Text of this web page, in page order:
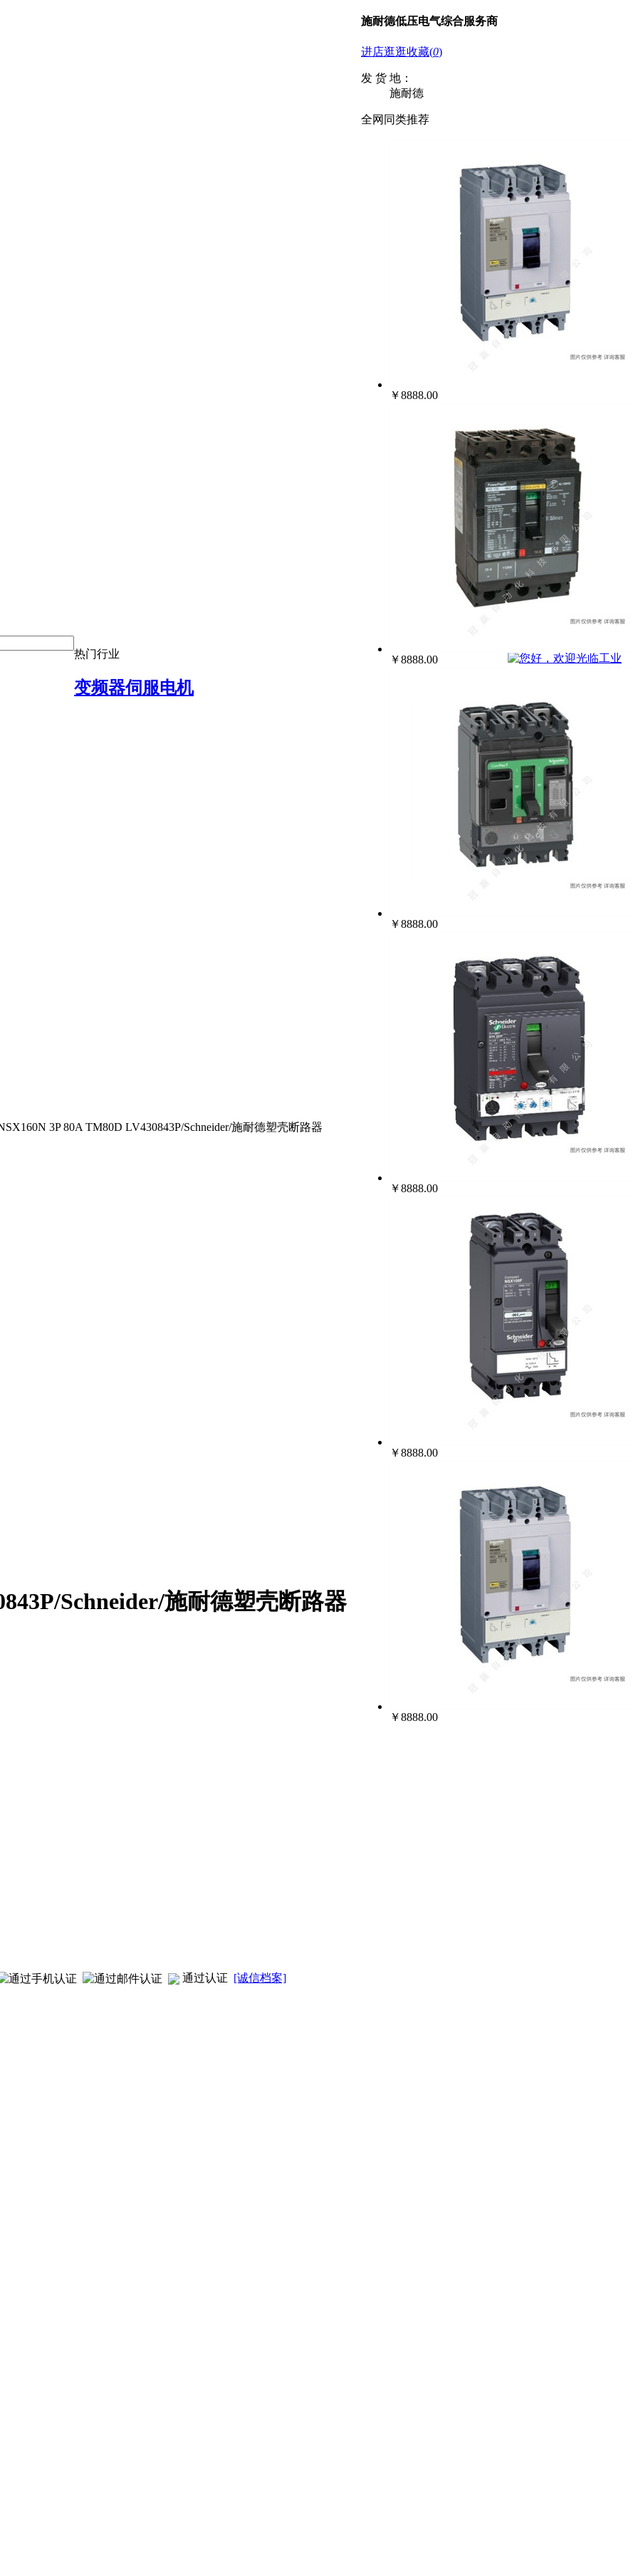
热门行业
变频器伺服电机
3P 80A TM80D LV430843P/Schneider/施耐德塑壳断路器
Schneider/施耐德塑壳断路器
施耐德低压电气综合服务商
进店逛逛收藏(0)
发 货 地：
施耐德
全网同类推荐
￥8888.00
￥8888.00
￥8888.00
￥8888.00
￥8888.00
￥8888.00
通过认证 [诚信档案]